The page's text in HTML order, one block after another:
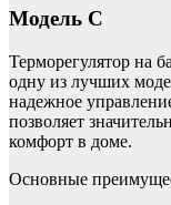
Модель C
Терморегулятор на
одну из лучших
надежное
позволяет
комфорт в доме.
Основные